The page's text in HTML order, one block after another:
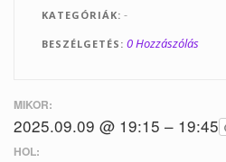
Kapcsolat
KATEGÓRIÁK -
BESZÉLGETÉS 0 Hozzászólás
MIKOR:
2025.09.09 @ 19:15 – 19:45
HOL: